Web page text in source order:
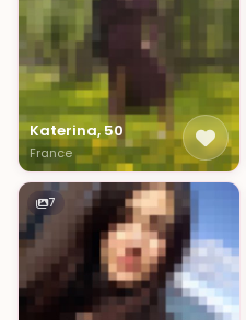
Katerina, 50
France
7